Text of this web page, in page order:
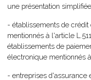
une présentation
- établissements de
mentionnés à l'article
établissements de
électronique mentionnés
- entreprises d'assurance